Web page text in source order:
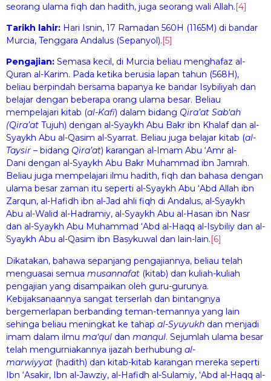
seorang ulama fiqh dan hadith, juga seorang wali Allah.[4]
Tarikh lahir: Hari Isnin, 17 Ramadan 560H (1165M) di bandar
Murcia, Tenggara Andalus (Sepanyol).[5]
Pengajian: Semasa kecil, di Murcia beliau menghafaz al-
Quran al-Karim. Pada ketika berusia lapan tahun (568H),
beliau berpindah bersama bapanya ke bandar Isybiliyah dan
belajar dengan beberapa orang ulama besar. Beliau
mempelajari kitab (al-Kafi) dalam bidang Qira’at Sab‘ah
(Qira’at Tujuh) dengan al-Syaykh Abu Bakr ibn Khalaf dan al-
Syaykh Abu al-Qasim al-Syarrat. Beliau juga belajar kitab (al-
Taysir – bidang Qira’at) karangan al-Imam Abu ‘Amr al-
Dani dengan al-Syaykh Abu Bakr Muhammad ibn Jamrah.
Beliau juga mempelajari ilmu hadith, fiqh dan bahasa dengan
ulama besar zaman itu seperti al-Syaykh Abu ‘Abd Allah ibn
Zarqun, al-Hafidh ibn al-Jad ahli fiqh di Andalus, al-Syaykh
Abu al-Walid al-Hadramiy, al-Syaykh Abu al-Hasan ibn Nasr
dan al-Syaykh Abu Muhammad ‘Abd al-Haqq al-Isybiliy dan al-
Syaykh Abu al-Qasim ibn Basykuwal dan lain-lain. [6]
Dikatakan, bahawa sepanjang pengajiannya, beliau telah
menguasai semua musannafat (kitab) dan kuliah-kuliah
pengajian yang disampaikan oleh guru-gurunya.
Kebijaksanaannya sangat terserlah dan bintangnya
bergemerlapan berbanding teman-temannya yang lain
sehinga beliau meningkat ke tahap al-Syuyukh dan menjadi
imam dalam ilmu ma‘qul dan manqul. Sejumlah ulama besar
telah mengurniakannya ijazah berhubung al-
marwiyyat (hadith) dan kitab-kitab karangan mereka seperti
Ibn ‘Asakir, Ibn al-Jawziy, al-Hafidh al-Sulamiy, ‘Abd al-Haqq al-